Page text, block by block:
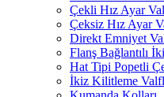
Çekli Hız Ayar
Çeksiz Hız Ayar
Direkt Emniyet
Flanş Bağlantılı
Hat Tipi Popetli
İkiz Kilitleme